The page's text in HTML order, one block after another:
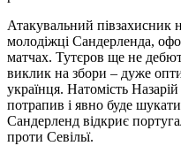
Атакувальний півзахисник
молодіжці Сандерленда,
матчах. Тутєров ще не
виклик на збори – дуже
українця. Натомість
потрапив і явно буде
Сандерленд відкриє
проти Севільї.